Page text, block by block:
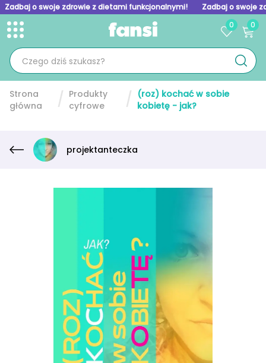
Zadbaj o swoje zdrowie z dietami funkcjonalnymi! Zadbaj o swoje
Toggle menu
0 0
Strona
główna
Produkty
cyfrowe
(roz) kochać w sobie
kobietę - jak?
projektanteczka